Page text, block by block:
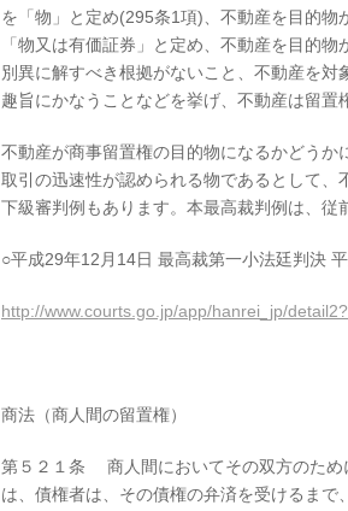
を「物」と定め(295条1項)、不動産を目的
「物又は有価証券」と定め、不動産を目的
別異に解すべき根拠がないこと、不動産を
趣旨にかなうことなどを挙げ、不動産は留置
不動産が商事留置権の目的物になるかどう
取引の迅速性が認められる物であるとして
下級審判例もあります。本最高裁判例は、従
○平成29年12月14日 最高裁第一小法廷判決
http://www.courts.go.jp/app/hanrei_jp/
商法（商人間の留置権）
第５２１条 商人間においてその双方のため
は、債権者は、その債権の弁済を受けるま